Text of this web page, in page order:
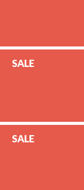
SALE
SALE